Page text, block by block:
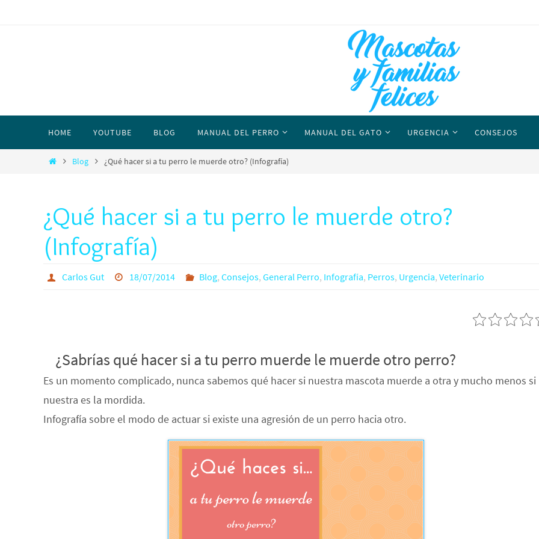
HOME YOUTUBE BLOG MANUAL DEL PERRO MANUAL DEL GATO URGENCIA CONSEJOS
Blog ¿Qué hacer si a tu perro le muerde otro? (Infografía)
¿Qué hacer si a tu perro le muerde otro?
(Infografía)
Carlos Gut 18/07/2014 Blog,Consejos,General Perro, Infografía, Perros, Urgencia,Veterinario
¿Sabrías qué hacer si a tu perro muerde le muerde otro perro?
Es un momento complicado, nunca sabemos qué hacer si nuestra mascota muerde a otra y mucho menos si
nuestra es la mordida.
Infografía sobre el modo de actuar si existe una agresión de un perro hacia otro.